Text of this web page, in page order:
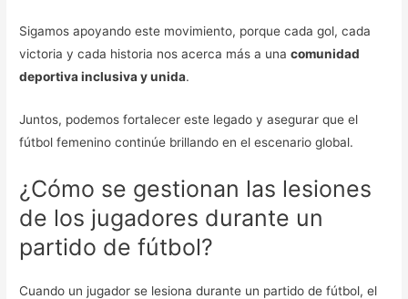
Sigamos apoyando este movimiento, porque cada gol, cada
victoria y cada historia nos acerca más a unacomunidad
deportiva inclusiva y unida.
Juntos, podemos fortalecer este legado y asegurar que el
fútbol femenino continúe brillando en el escenario global.
¿Cómo se gestionan las lesiones
de los jugadores durante un
partido de fútbol?
Cuando un jugador se lesiona durante un partido de fútbol, el